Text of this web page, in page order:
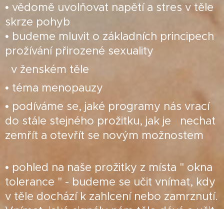
• vědomě uvolňovat napětí a stres v těle
skrze pohyb
• budeme mluvit o základních principech
prožívání přirozené sexuality
v ženském těle
• téma menopauzy
• podíváme se, jaké programy nás vrací
do stále stejného prožitku, jak je nechat
zemřít a otevřít se novým možnostem
• pohled na naše prožitky z místa " okna
tolerance " - budeme se učit vnímat, kdy
v těle dochází k zahlcení nebo zamrznutí.